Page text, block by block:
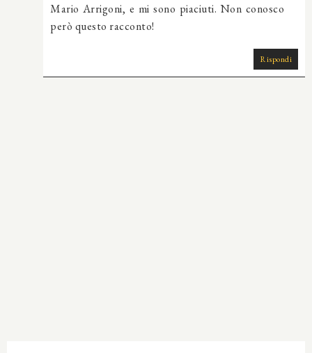
Mario Arrigoni, e mi sono piaciuti. Non conosco
però questo racconto!
Rispondi